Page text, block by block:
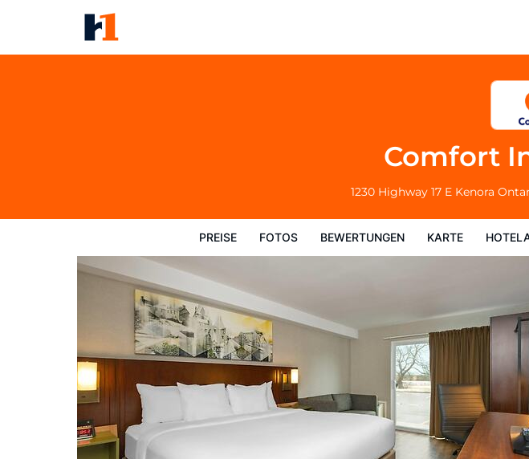
Comfort
1230 Highway 17 E Kenora
PREISE FOTOS BEWERTUNGEN KARTE